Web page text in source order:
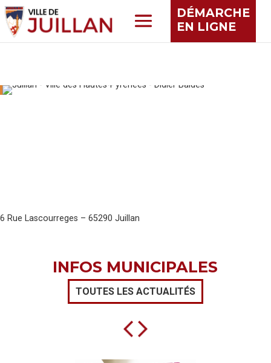
DÉMARCHE
EN LIGNE
6 Rue Lascourreges – 65290 Juillan
INFOS MUNICIPALES
TOUTES LES ACTUALITÉS